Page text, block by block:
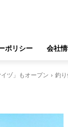
ポリシー 会社
ヅ」もオープン 釣